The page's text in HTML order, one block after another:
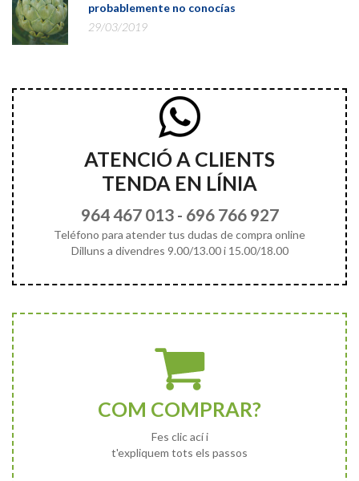
probablemente no conocías
29/03/2019
ATENCIÓ A CLIENTS
TENDA EN LÍNIA
964 467 013- 696 766 927
Teléfono para atender tus dudas de compra online
Dilluns a divendres 9.00/13.00 i 15.00/18.00
COM COMPRAR?
Fes clic ací i
t'expliquem tots els passos